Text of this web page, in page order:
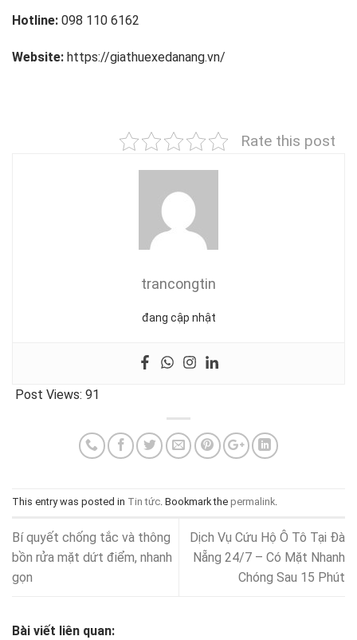
Hotline: 098 110 6162
Website: https://giathuexedanang.vn/
Rate this post
trancongtin
đang cập nhật
Post Views: 91
This entry was posted in Tin tức. Bookmark the permalink.
Bí quyết chống tắc và thông
bồn rửa mặt dứt điểm, nhanh
gọn
Dịch Vụ Cứu Hộ Ô Tô Tại Đà
Nẵng 24/7 – Có Mặt Nhanh
Chóng Sau 15 Phút
Bài viết liên quan: